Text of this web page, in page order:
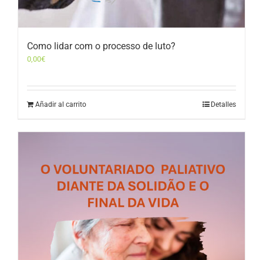
Como lidar com o processo de luto?
0,00€
Añadir al carrito Detalles